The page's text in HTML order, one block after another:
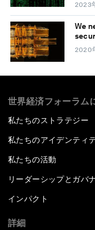
2023
We
2020
世界経済フォーラム
私たちのストラテジー
私たちのアイデンティ
私たちの活動
リーダーシップとガバ
インパクト
詳細